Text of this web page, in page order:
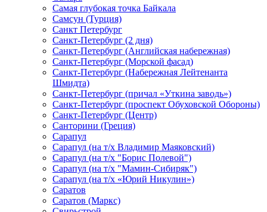
Самая глубокая точка Байкала
Самсун (Турция)
Санкт Петербург
Санкт-Петербург (2 дня)
Санкт-Петербург (Английская набережная)
Санкт-Петербург (Морской фасад)
Санкт-Петербург (Набережная Лейтенанта
Шмидта)
Санкт-Петербург (причал «Уткина заводь»)
Санкт-Петербург (проспект Обуховской Обороны)
Санкт-Петербург (Центр)
Санторини (Греция)
Сарапул
Сарапул (на т/х Владимир Маяковский)
Сарапул (на т/х "Борис Полевой")
Сарапул (на т/х "Мамин-Сибиряк")
Сарапул (на т/х «Юрий Никулин»)
Саратов
Саратов (Маркс)